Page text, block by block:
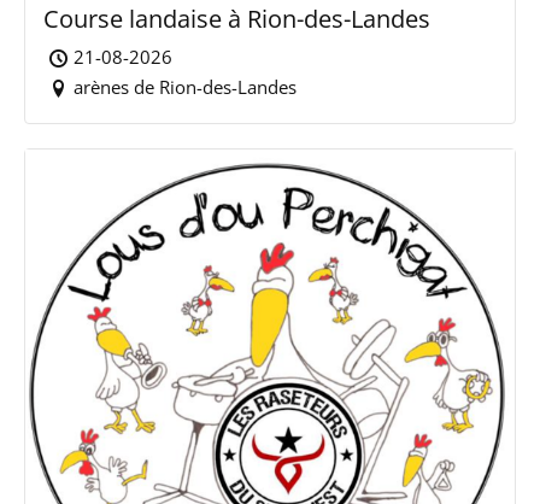
Course landaise à Rion-des-Landes
21-08-2026
arènes de Rion-des-Landes